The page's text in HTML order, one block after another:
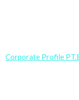
Corporate Profile